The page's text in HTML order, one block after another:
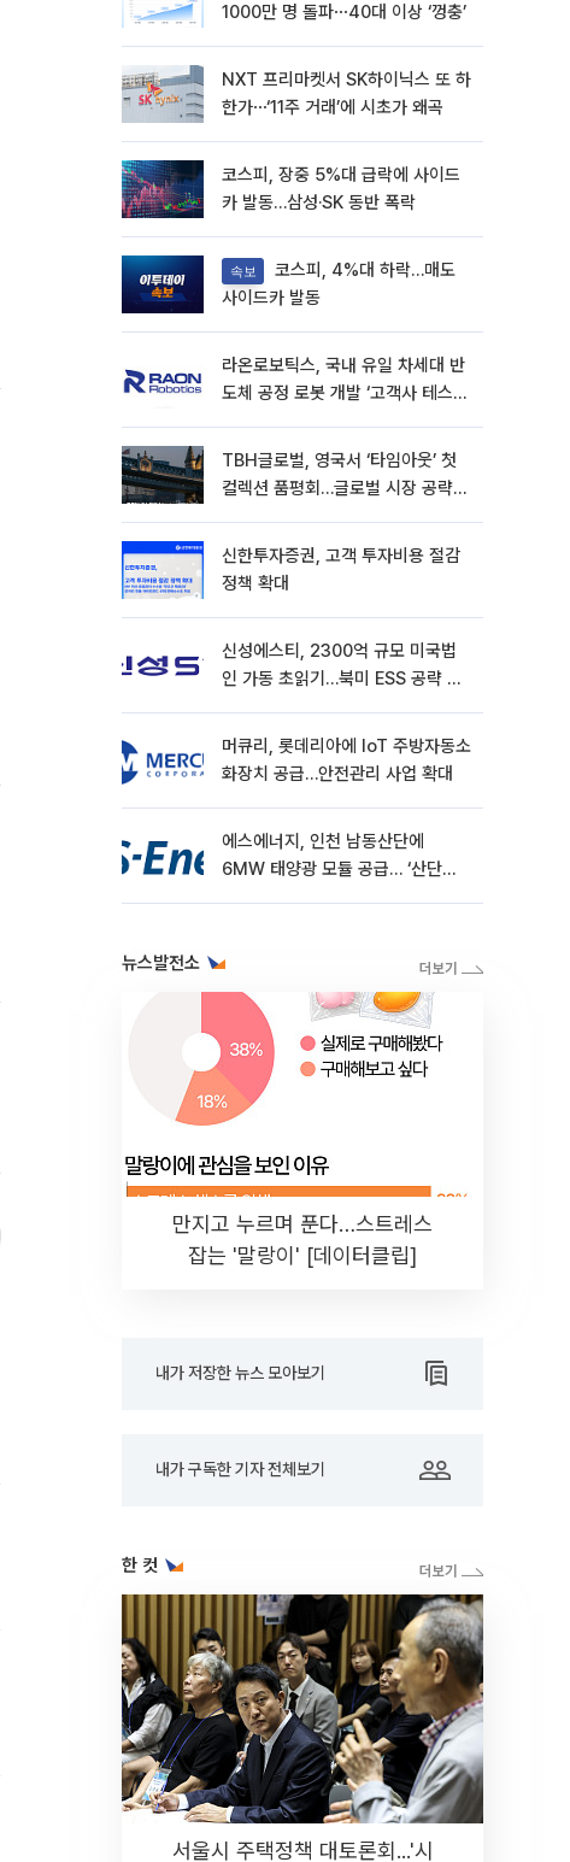
1000만 명 돌파⋯40대 이상 ‘껑충’
NXT 프리마켓서 SK하이닉스 또 하
한가⋯‘11주 거래’에 시초가 왜곡
코스피, 장중 5%대 급락에 사이드
카 발동…삼성·SK 동반 폭락
속보
사이드카 발동
라온로보틱스, 국내 유일 차세대 반
도체 공정 로봇 개발 ‘고객사 테스트
TBH글로벌, 영국서 ‘타임아웃’ 첫
컬렉션 품평회…글로벌 시장 공략
신한투자증권, 고객 투자비용 절감
정책 확대
신성에스티, 2300억 규모 미국법
인 가동 초읽기…북미 ESS 공략 본
머큐리, 롯데리아에 IoT 주방자동소
화장치 공급…안전관리 사업 확대
에스에너지, 인천 남동산단에
6MW 태양광 모듈 공급… ‘산단
뉴스발전소
만지고 누르며 푼다…스트레스
잡는 '말랑이' [데이터클립]
내가 저장한 뉴스 모아보기
내가 구독한 기자 전체보기
한 컷
서울시 주택정책 대토론회...'시